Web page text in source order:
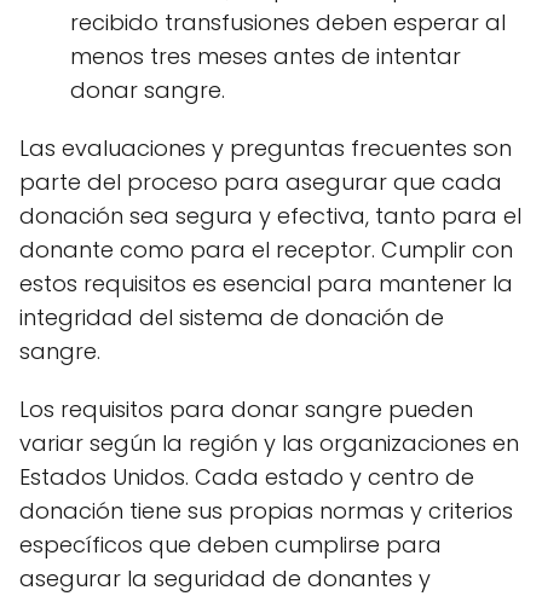
recibido transfusiones deben esperar al
menos tres meses antes de intentar
donar sangre.
Las evaluaciones y preguntas frecuentes son
parte del proceso para asegurar que cada
donación sea segura y efectiva, tanto para el
donante como para el receptor. Cumplir con
estos requisitos es esencial para mantener la
integridad del sistema de donación de
sangre.
Los requisitos para donar sangre pueden
variar según la región y las organizaciones en
Estados Unidos. Cada estado y centro de
donación tiene sus propias normas y criterios
específicos que deben cumplirse para
asegurar la seguridad de donantes y